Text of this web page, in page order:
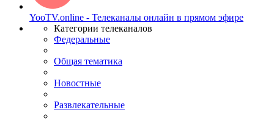
YooTV.online - Телеканалы онлайн в прямом эфире
Категории телеканалов
Федеральные
Общая тематика
Новостные
Развлекательные